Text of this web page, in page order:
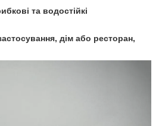
та водостійкі
дім або ресторан,